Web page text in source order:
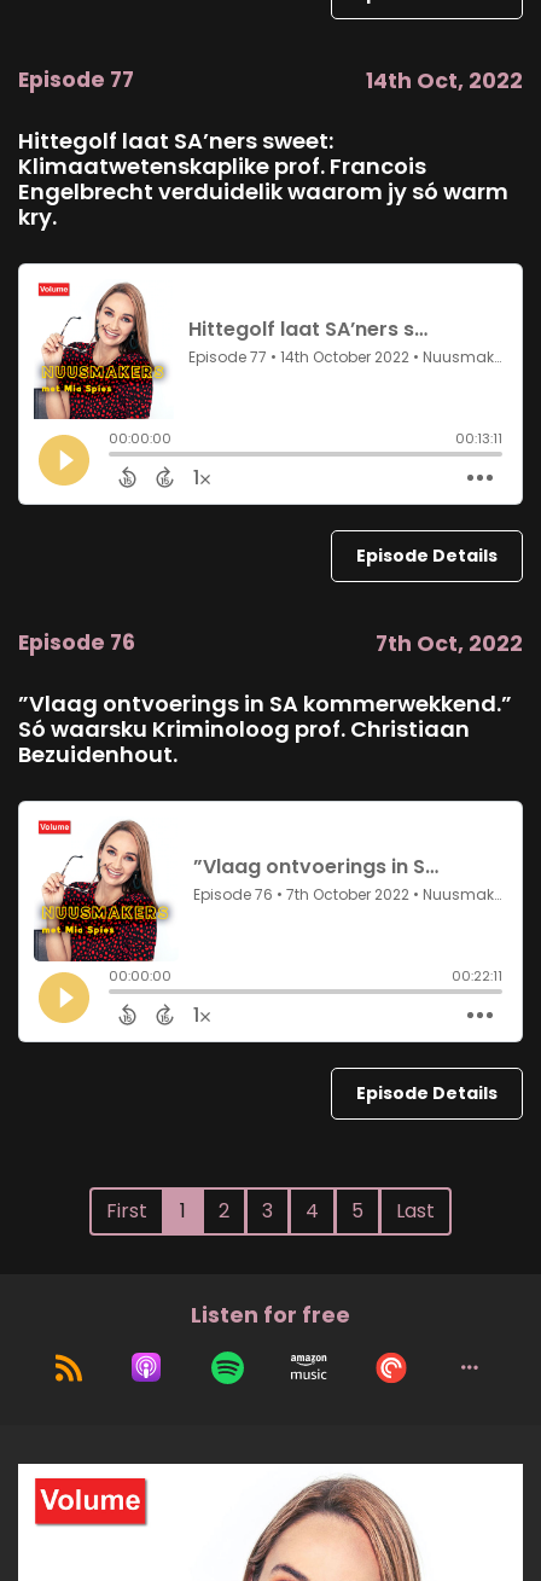
Episode 77 14th Oct, 2022
Hittegolf laat SA’ners sweet:
Klimaatwetenskaplike prof. Francois
Engelbrecht verduidelik waarom jy só warm
kry.
Episode Details
Episode 76 7th Oct, 2022
”Vlaag ontvoerings in SA kommerwekkend.”
Só waarsku Kriminoloog prof. Christiaan
Bezuidenhout.
Episode Details
First 1 2 3 4 5 Last
Listen for free